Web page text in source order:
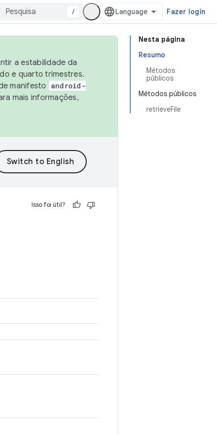
/ Fazer login
Nesta página
Resumo
Métodos
públicos
Métodos públicos
retrieveFile
a estabilidade da
e quarto trimestres.
manifesto
android-
mais informações,
Isso foi útil?